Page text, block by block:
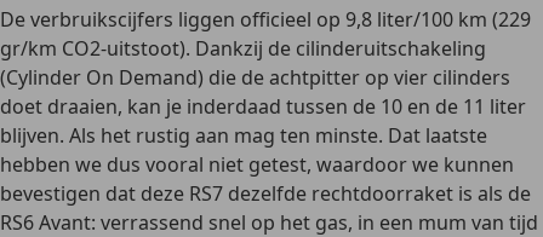
De verbruikscijfers liggen officieel op 9,8 liter/100 km (229
gr/km CO2-uitstoot). Dankzij de cilinderuitschakeling
(Cylinder On Demand) die de achtpitter op vier cilinders
doet draaien, kan je inderdaad tussen de 10 en de 11 liter
blijven. Als het rustig aan mag ten minste. Dat laatste
hebben we dus vooral niet getest, waardoor we kunnen
bevestigen dat deze RS7 dezelfde rechtdoorraket is als de
RS6 Avant: verrassend snel op het gas, in een mum van tijd